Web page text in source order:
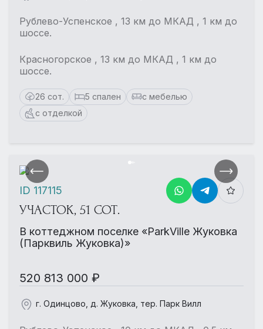
Рублево-Успенское , 13 км до МКАД , 1 км до
шоссе.
Красногорское , 13 км до МКАД , 1 км до
шоссе.
26 сот. 5 спален
с мебелью
с отделкой
УЧАСТОК, 51 СОТ.
В коттеджном поселке «ParkVille Жуковка
(Парквиль Жуковка)»
520 813 000 ₽
г. Одинцово, д. Жуковка, тер. Парк Вилл
ID 117115